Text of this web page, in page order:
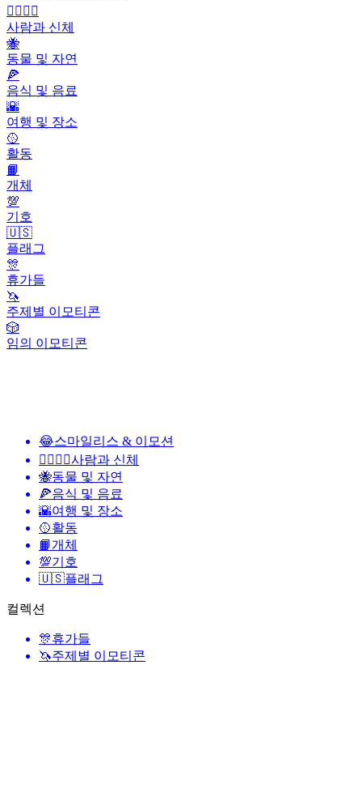
👩‍❤️‍💋‍👨
사람과 신체
🐝
동물 및 자연
🍕
음식 및 음료
🌇
여행 및 장소
🥎
활동
📙
개체
💯
기호
🇺🇸
플래그
🎊
휴가들
🦄
주제별 이모티콘
🎲
임의 이모티콘
😂스마일리스 & 이모션
👩‍❤️‍💋‍👨사람과 신체
🐝동물 및 자연
🍕음식 및 음료
🌇여행 및 장소
🥎활동
📙개체
💯기호
🇺🇸플래그
컬렉션
🎊휴가들
🦄주제별 이모티콘